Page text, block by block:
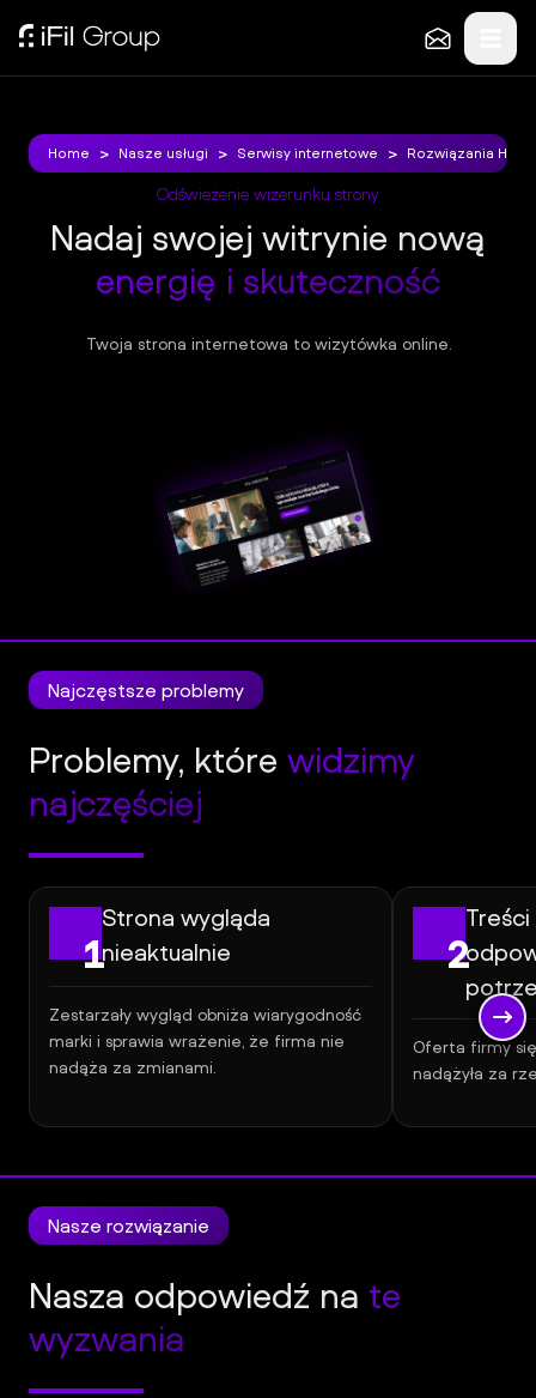
KONTAKT
515
Home > Nasze usługi > Serwisy internetowe > Rozwiązania
Home > Nasze usługi > Serwisy internetowe > Rozwiązania
Odświeżenie wizerunku strony
Nadaj swojej witrynie nową
energię i skuteczność
Twoja strona internetowa to wizytówka online.
Najczęstsze problemy
Problemy, które widzimy
najczęściej
1
Strona wygląda
nieaktualnie
Zestarzały wygląd obniża wiarygodność
marki i sprawia wrażenie, że firma nie
nadąża za zmianami.
2
Treści
Oferta firmy
nadążyła za
Nasze rozwiązanie
Nasza odpowiedź na te
wyzwania